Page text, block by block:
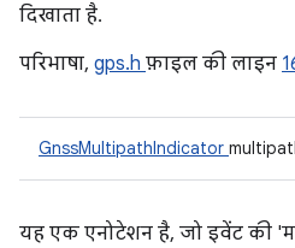
दिखाता है.
परिभाषा, gps.h फ़ाइल की लाइन
GnssMultipathIndicator
यह एक एनोटेशन है, जो इवेंट की